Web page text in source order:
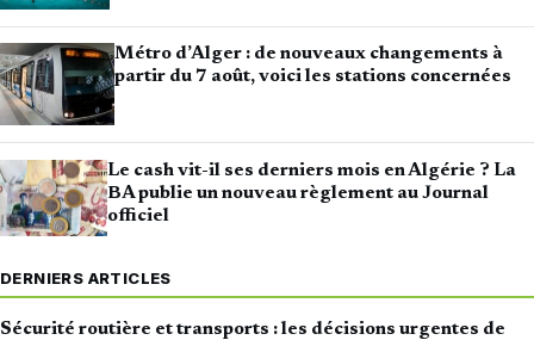
Métro d’Alger : de nouveaux changements à
partir du 7 août, voici les stations concernées
Le cash vit-il ses derniers mois en Algérie ? La
BA publie un nouveau règlement au Journal
officiel
DERNIERS ARTICLES
Sécurité routière et transports : les décisions urgentes de